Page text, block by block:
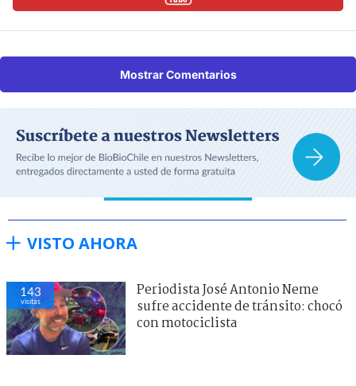
Mostrar Comentarios
VISTO AHORA
143
visitas
Periodista José Antonio Neme
sufre accidente de tránsito: chocó
con motociclista